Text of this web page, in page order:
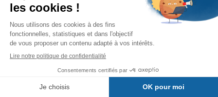
Enfin, effectuez les compilations nécessaires comme
Vous lisez desextraits du livre.
Table des matières